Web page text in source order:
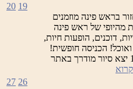
בראש פינה מוזמנים
מהיופי של ראש פינה
דוכנים, הופעות חיות,
ואוכל! הכניסה חופשית!
בשעות 18:00 וב19:30 יצא סיור מודרך באתר
19
20
26
27